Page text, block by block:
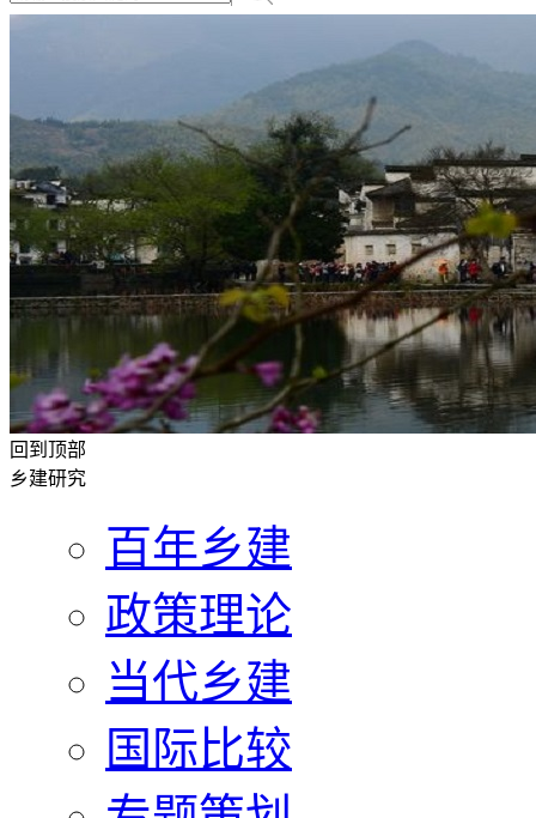
回到顶部
乡建研究
百年乡建
政策理论
当代乡建
国际比较